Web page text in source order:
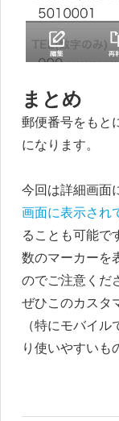
まとめ
郵便番号をもと
になります。
今回は詳細画面
画面に表示され
ることも可能で
数のマーカーを
のでご注意くだ
ぜひこのカスタ
（特にモバイ
り使いやすいも